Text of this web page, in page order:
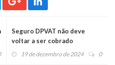
Seguro DPVAT não deve
voltar a ser cobrado
19 de dezembro de 2024 0